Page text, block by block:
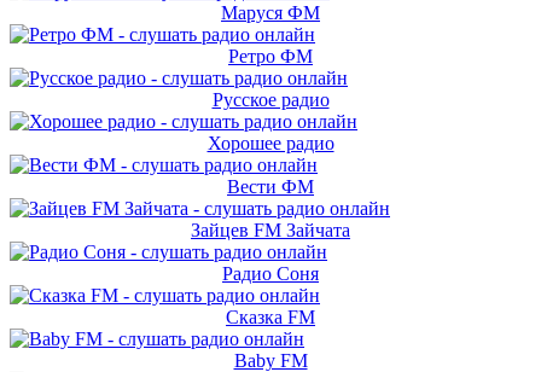
Маруся ФМ
Ретро ФМ
Русское радио
Хорошее радио
Вести ФМ
Зайцев FM Зайчата
Радио Соня
Сказка FM
Baby FM